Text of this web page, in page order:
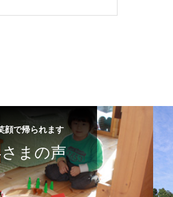
で帰られます
まの声